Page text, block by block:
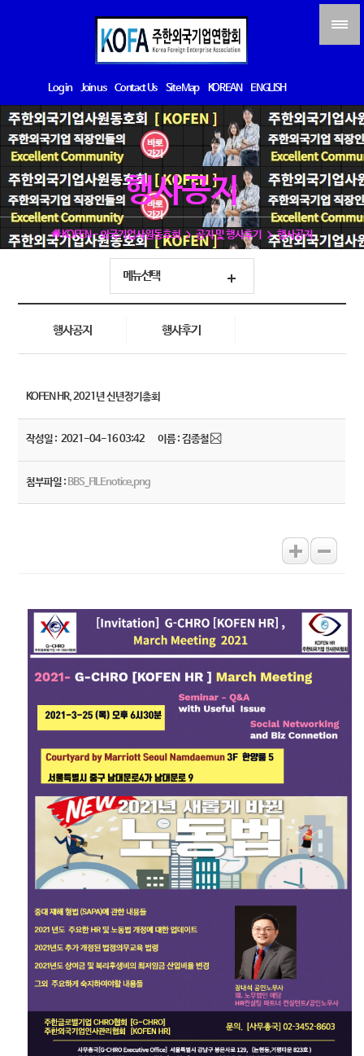
Log in Join us Contact Us Site Map KOREAN ENGLISH
행사공지
KOFEN - 외국기업사원동호회 공지 및 행사후기 행사공지
메뉴선택
행사공지 행사후기
KOFEN HR, 2021년 신년정기총회
작성일 : 2021-04-16 03:42 이름 : 김종철
첨부파일 : BBS_FILEnotice.png